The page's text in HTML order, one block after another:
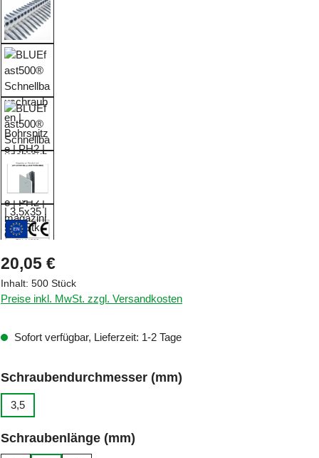
Regulärer Preis:
20,05 €
Inhalt: 500 Stück
Preise inkl. MwSt. zzgl. Versandkosten
Sofort verfügbar, Lieferzeit: 1-2 Tage
Schraubendurchmesser (mm)
3,5
Schraubenlänge (mm)